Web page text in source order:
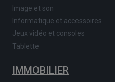
Image et son
Informatique et accessoires
Jeux vidéo et consoles
Tablette
IMMOBILIER